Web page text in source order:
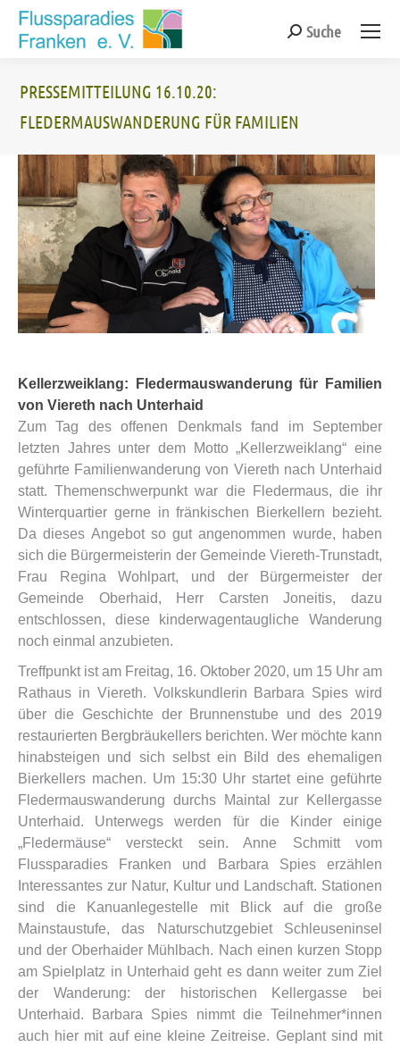
Search:
Suche
PRESSEMITTEILUNG 16.10.20:
FLEDERMAUSWANDERUNG FÜR FAMILIEN
Sie befinden sich hier:
Kellerzweiklang: Fledermauswanderung für Familien
von Viereth nach Unterhaid
Zum Tag des offenen Denkmals fand im September
letzten Jahres unter dem Motto „Kellerzweiklang“ eine
geführte Familienwanderung von Viereth nach Unterhaid
statt. Themenschwerpunkt war die Fledermaus, die ihr
Winterquartier gerne in fränkischen Bierkellern bezieht.
Da dieses Angebot so gut angenommen wurde, haben
sich die Bürgermeisterin der Gemeinde Viereth-Trunstadt,
Frau Regina Wohlpart, und der Bürgermeister der
Gemeinde Oberhaid, Herr Carsten Joneitis, dazu
entschlossen, diese kinderwagentaugliche Wanderung
noch einmal anzubieten.
Treffpunkt ist am Freitag, 16. Oktober 2020, um 15 Uhr am
Rathaus in Viereth. Volkskundlerin Barbara Spies wird
über die Geschichte der Brunnenstube und des 2019
restaurierten Bergbräukellers berichten. Wer möchte kann
hinabsteigen und sich selbst ein Bild des ehemaligen
Bierkellers machen. Um 15:30 Uhr startet eine geführte
Fledermauswanderung durchs Maintal zur Kellergasse
Unterhaid. Unterwegs werden für die Kinder einige
„Fledermäuse“ versteckt sein. Anne Schmitt vom
Flussparadies Franken und Barbara Spies erzählen
Interessantes zur Natur, Kultur und Landschaft. Stationen
sind die Kanuanlegestelle mit Blick auf die große
Mainstaustufe, das Naturschutzgebiet Schleuseninsel
und der Oberhaider Mühlbach. Nach einen kurzen Stopp
am Spielplatz in Unterhaid geht es dann weiter zum Ziel
der Wanderung: der historischen Kellergasse bei
Unterhaid. Barbara Spies nimmt die Teilnehmer*innen
auch hier mit auf eine kleine Zeitreise. Geplant sind mit